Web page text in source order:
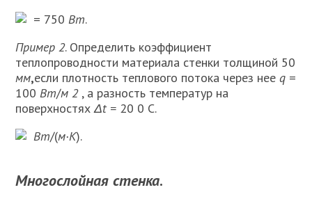
= 750Вт.
Пример 2. Определить коэффициент
теплопроводности материала стенки толщиной 50
мм,если плотность теплового потока через нееq =
100Вт/м 2, а разность температур на
поверхностяхΔt = 20 0 С.
Вт/(м·К).
Многослойная стенка.